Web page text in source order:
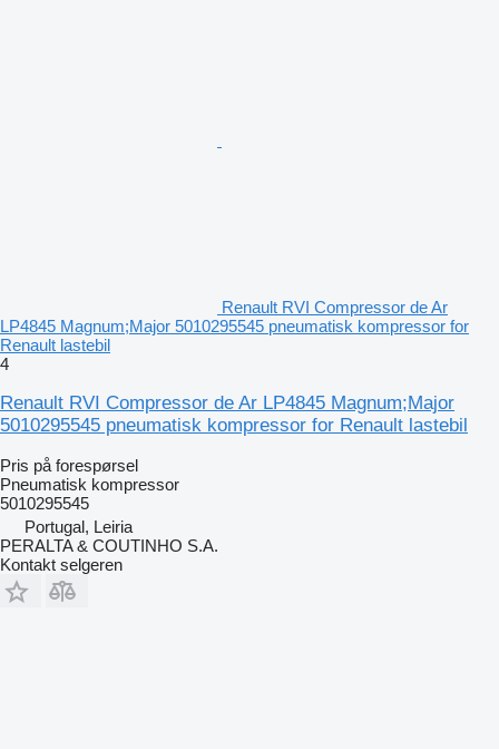
Renault RVI Compressor de Ar
LP4845 Magnum;Major 5010295545 pneumatisk kompressor for
Renault lastebil
4
Renault RVI Compressor de Ar LP4845 Magnum;Major
5010295545 pneumatisk kompressor for Renault lastebil
Pris på forespørsel
Pneumatisk kompressor
5010295545
Portugal, Leiria
PERALTA & COUTINHO S.A.
Kontakt selgeren